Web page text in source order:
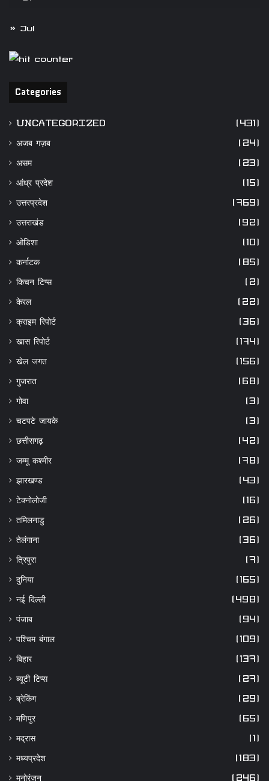
« Jul
Categories
UNCATEGORIZED (431)
अजब गज़ब (24)
असम (23)
आंध्र प्रदेश (15)
उत्तरप्रदेश (769)
उत्तराखंड (92)
ओडिशा (10)
कर्नाटक (85)
किचन टिप्स (2)
केरल (22)
क्राइम रिपोर्ट (36)
खास रिपोर्ट (174)
खेल जगत (156)
गुजरात (68)
गोवा (3)
चटपटे जायके (3)
छत्तीसगढ़ (42)
जम्मू कश्मीर (78)
झारखण्ड (43)
टेक्नोलोजी (16)
तमिलनाडु (26)
तेलंगाना (36)
त्रिपुरा (7)
दुनिया (165)
नई दिल्ली (498)
पंजाब (94)
पश्चिम बंगाल (109)
बिहार (137)
ब्यूटी टिप्स (27)
ब्रेकिंग (29)
मणिपुर (65)
मद्रास (1)
मध्यप्रदेश (183)
मनोरंजन (246)